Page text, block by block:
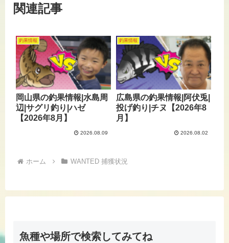
関連記事
釣果情報
岡山県の釣果情報|水島周
辺|サグリ釣り|ハゼ
【2026年8月】
2026.08.09
釣果情報
広島県の釣果情報|阿伏兎|
投げ釣り|チヌ【2026年8
月】
2026.08.02
ホーム WANTED 捕獲状況
魚種や場所で検索してみてね